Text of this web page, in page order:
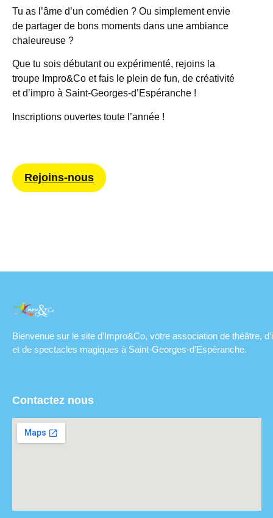
Tu as l’âme d’un comédien ? Ou simplement envie
de partager de bons moments dans une ambiance
chaleureuse ?
Que tu sois débutant ou expérimenté, rejoins la
troupe Impro&Co et fais le plein de fun, de créativité
et d’impro à Saint-Georges-d’Espéranche !
Inscriptions ouvertes toute l’année !
Rejoins-nous
Bienvenue sur le site d’Impro&Co, votre association de théâtre,
et de spectacles magiques à Saint-Georges-d’Espéranche.
Contactez nous